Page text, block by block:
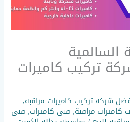
السالمية
/ شركة تركيب كاميرات
شركة تركيب كاميرات مراقبة,
كاميرات مراقبة, فني كاميرات, فني